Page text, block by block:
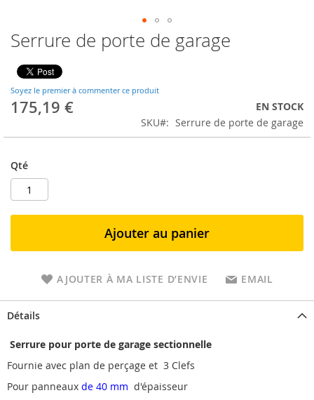
Serrure de porte de garage
Soyez le premier à commenter ce produit
175,19 €
EN STOCK
SKU
Serrure de porte de garage
Qté
Ajouter au panier
AJOUTER À MA LISTE D’ENVIE EMAIL
Détails
Serrure pour porte de garage sectionnelle
Fournie avec plan de perçage et 3 Clefs
Pour panneaux de 40 mm d'épaisseur